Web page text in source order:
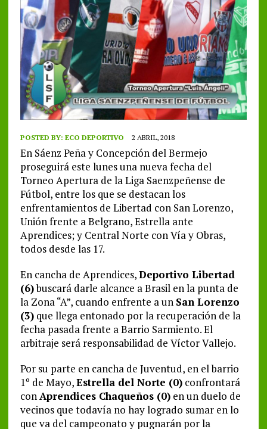
POSTED BY: ECO DEPORTIVO 2 ABRIL, 2018
En Sáenz Peña y Concepción del Bermejo
proseguirá este lunes una nueva fecha del
Torneo Apertura de la Liga Saenzpeñense de
Fútbol, entre los que se destacan los
enfrentamientos de Libertad con San Lorenzo,
Unión frente a Belgrano, Estrella ante
Aprendices; y Central Norte con Vía y Obras,
todos desde las 17.
En cancha de Aprendices,Deportivo Libertad
(6)buscará darle alcance a Brasil en la punta de
la Zona “A”, cuando enfrente a un San Lorenzo
(3)que llega entonado por la recuperación de la
fecha pasada frente a Barrio Sarmiento. El
arbitraje será responsabilidad de Víctor Vallejo.
Por su parte en cancha de Juventud, en el barrio
1º de Mayo,Estrella del Norte (0)confrontará
conAprendices Chaqueños (0)en un duelo de
vecinos que todavía no hay logrado sumar en lo
que va del campeonato y pugnarán por la